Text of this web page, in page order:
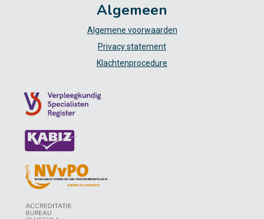
Algemeen
Algemene voorwaarden
Privacy statement
Klachtenprocedure